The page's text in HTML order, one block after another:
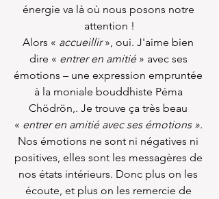
énergie va là où nous posons notre
attention !
Alors « accueillir », oui. J'aime bien
dire « entrer en amitié » avec ses
émotions – une expression empruntée
à la moniale bouddhiste Péma
Chödrön,. Je trouve ça très beau
« entrer en amitié avec ses émotions ».
Nos émotions ne sont ni négatives ni
positives, elles sont les messagères de
nos états intérieurs. Donc plus on les
écoute, et plus on les remercie de